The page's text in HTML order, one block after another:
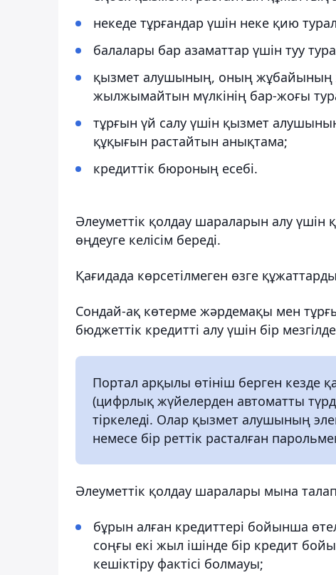
некеде тұрғандар үшін неке қию
балалары бар азаматтар үшін туу
қызмет алушының, оның жұбайының
жылжымайтын мүлкінің бар-жоғы
тұрғын үй салу үшін қызмет
құқығын растайтын анықтама;
кредиттік бюроның есебі.
Әлеуметтік қолдау шараларын алу
өңдеуге келісім береді.
Қағидада көрсетілмеген өзге
Сондай-ақ көтерме жәрдемақы мен
бюджеттік кредитті алу үшін бір
Портал арқылы өтініш берген кезде
(цифрлық жүйелерден автоматты
тіркеледі. Олар қызмет алушының
немесе бір реттік расталған
Әлеуметтік қолдау шаралары мына
бұрын алған кредиттері бойынша
соңғы екі жыл ішінде бір кредит
кешіктіру фактісі болмауы;